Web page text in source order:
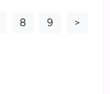
8 9 >